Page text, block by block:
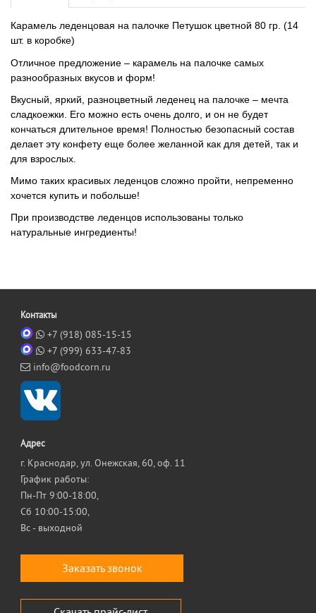
Карамель леденцовая на палочке Петушок цветной 80 гр. (14
шт. в коробке)
Отличное предложение – карамель на палочке самых
разнообразных вкусов и форм!
Вкусный, яркий, разноцветный леденец на палочке – мечта
сладкоежки. Его можно есть очень долго, и он не будет
кончаться длительное время! Полностью безопасный состав
делает эту конфету еще более желанной как для детей, так и
для взрослых.
Мимо таких красивых леденцов сложно пройти, непременно
хочется купить и побольше!
При производстве леденцов использованы только
натуральные ингредиенты!
Контакты
+7 (918) 085-15-15
+7 (999) 633-47-83
info@foodcorn.ru
Адрес
г. Краснодар, ул. Онежская, 60, оф. 11
График работы:
Пн-Пт 9:00-18:00,
Сб 10:00-15:00,
Вс - выходной
Заказать звонок